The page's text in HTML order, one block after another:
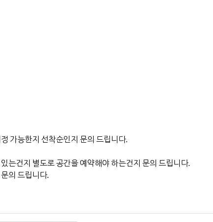
가능한지 선착순인지 문의 드립니다.
는건지 별도로 공간을 예약해야 하는건지 문의 드립니다.
의 드립니다.